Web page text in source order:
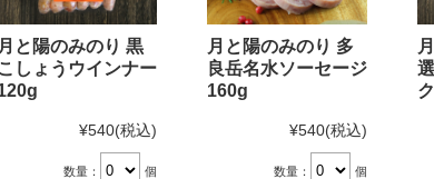
月と陽のみのり 黒
こしょうウインナー
¥540(税込)
数量： 個
月と陽のみのり 多
良岳名水ソーセージ
160g
¥540(税込)
数量： 個